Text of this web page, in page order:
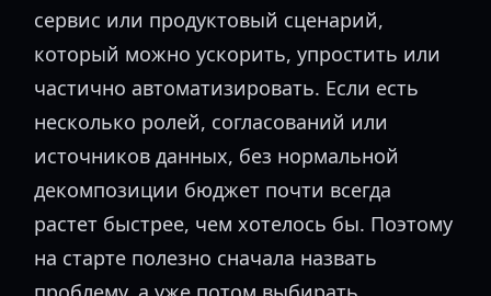
сервис или продуктовый сценарий,
который можно ускорить, упростить или
частично автоматизировать. Если есть
несколько ролей, согласований или
источников данных, без нормальной
декомпозиции бюджет почти всегда
растет быстрее, чем хотелось бы. Поэтому
на старте полезно сначала назвать